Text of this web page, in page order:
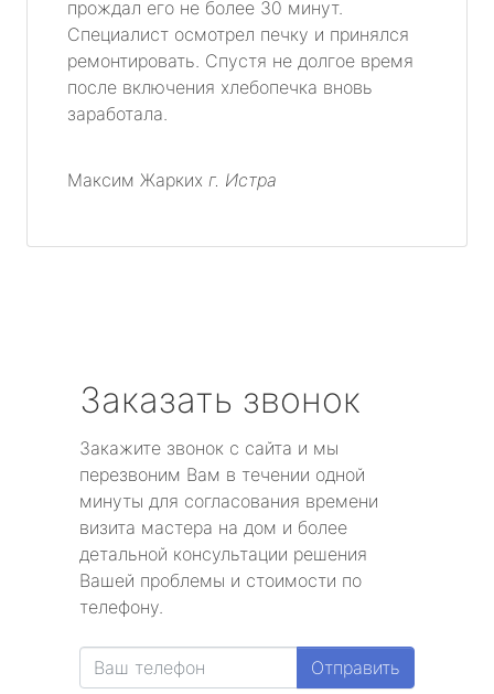
прождал его не более 30 минут.
Специалист осмотрел печку и принялся
ремонтировать. Спустя не долгое время
после включения хлебопечка вновь
заработала.
Максим Жарких г. Истра
Заказать звонок
Закажите звонок с сайта и мы
перезвоним Вам в течении одной
минуты для согласования времени
визита мастера на дом и более
детальной консультации решения
Вашей проблемы и стоимости по
телефону.
Отправить